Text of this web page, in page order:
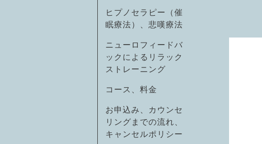
ヒプノセラピー（催
眠療法）、悲嘆療法
ニューロフィードバ
ックによるリラック
ストレーニング
コース、料金
お申込み、カウンセ
リングまでの流れ、
キャンセルポリシー